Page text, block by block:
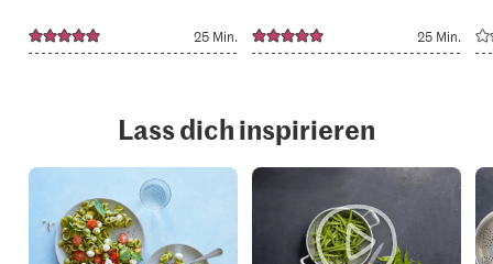
25 Min. 25 Min.
Lass dich inspirieren